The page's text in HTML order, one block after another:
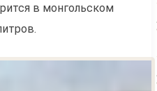
в монгольском